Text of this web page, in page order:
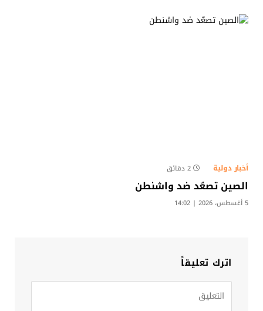
أخبار دولية 2 دقائق
الصين تصعّد ضد واشنطن
5 أغسطس، 2026 | 14:02
اترك تعليقاً